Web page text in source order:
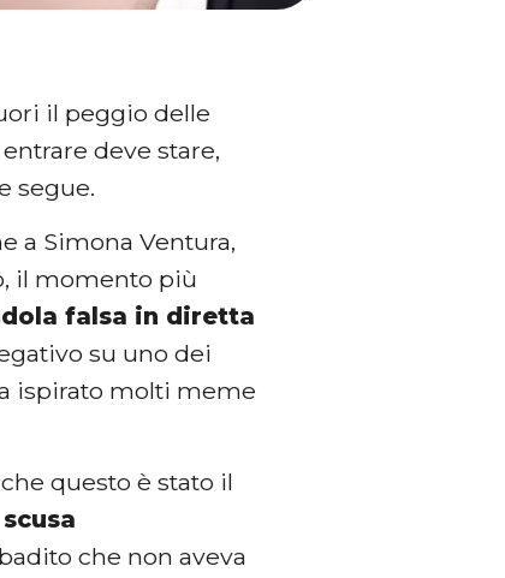
il peggio delle
deve stare,
segue.
a Simona Ventura,
il momento più
falsa in diretta
su uno dei
ispirato molti meme
questo è stato il
che non aveva